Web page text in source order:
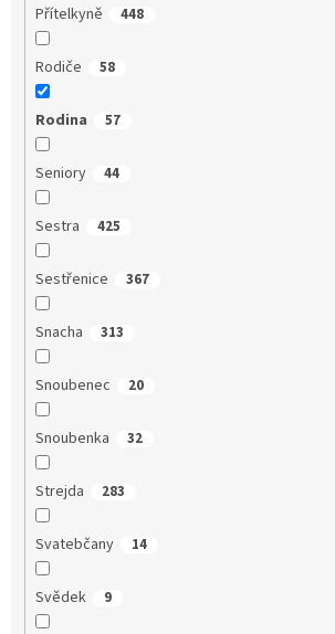
Přítelkyně 448
Rodiče 58
Rodina 57
Seniory 44
Sestra 425
Sestřenice 367
Snacha 313
Snoubenec 20
Snoubenka 32
Strejda 283
Svatebčany 14
Svědek 9